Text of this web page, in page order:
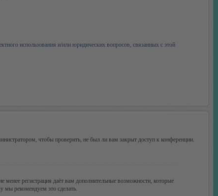
использования и/или юридических вопросов, связанных с этой
чтобы проверить, не был ли вам закрыт доступ к конференции.
менее регистрация даёт вам дополнительные возможности, которые
мы рекомендуем это сделать.